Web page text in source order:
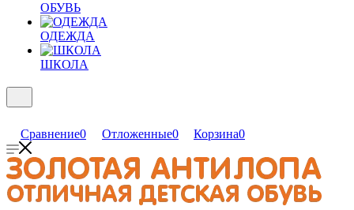
ОБУВЬ
ОДЕЖДА
ШКОЛА
Сравнение0 Отложенные0 Корзина0